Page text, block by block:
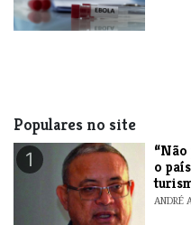
Populares no site
1
o
ANDRÉ